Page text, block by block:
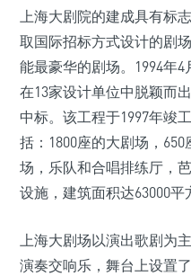
上海大剧院的建成具有标
取国际招标方式设计的剧
能最豪华的剧场。1994年
在13家设计单位中脱颖而
中标。该工程于1997年竣
括：1800座的大剧场，
场，乐队和合唱排练厅，
设施，建筑面积达63000平
上海大剧场以演出歌剧为
演奏交响乐，舞台上设置